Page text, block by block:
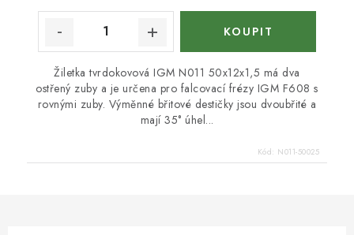
Žiletka tvrdokovová IGM N011 50x12x1,5 má dva
ostřený zuby a je určena pro falcovací frézy IGM F608 s
rovnými zuby. Výměnné břitové destičky jsou dvoubřité a
mají 35° úhel...
Kód: N011-50025